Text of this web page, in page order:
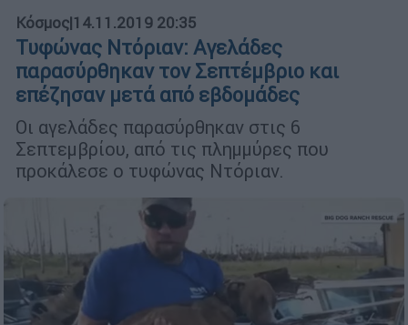
Κόσμος|14.11.2019 20:35
Τυφώνας Ντόριαν: Αγελάδες
παρασύρθηκαν τον Σεπτέμβριο και
επέζησαν μετά από εβδομάδες
Οι αγελάδες παρασύρθηκαν στις 6
Σεπτεμβρίου, από τις πλημμύρες που
προκάλεσε ο τυφώνας Ντόριαν.